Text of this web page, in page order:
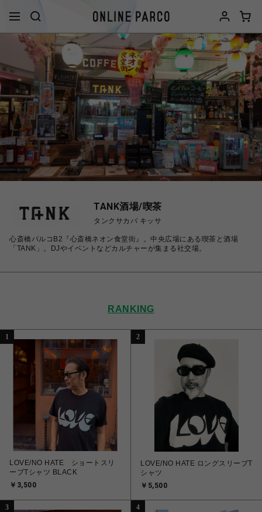
TANK酒場/喫茶
タンクサカバ キッサ
心斎橋パルコB2『心斎橋ネオン食堂街』。中央広場にある喫茶と酒場
「TANK」。DJやイベントなどカルチャーが集まる社交場。
RANKING
1
LOVE/NO HATE ショートスリ
ーブTシャツ BLACK
￥3,500
2
LOVE/NO HATE ロングスリーブT
シャツ
￥5,500
3 4